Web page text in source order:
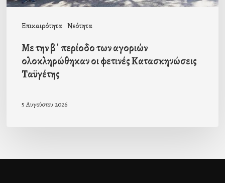
Επικαιρότητα Νεότητα
Με την β΄ περίοδο των αγοριών
ολοκληρώθηκαν οι φετινές Κατασκηνώσεις
Ταϋγέτης
5 Αυγούστου 2026